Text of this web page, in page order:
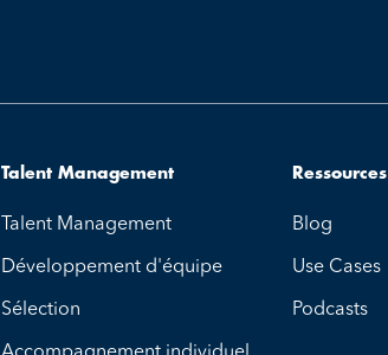
Talent Management
Talent Management
Développement d'équipe
Sélection
Ressources
Blog
Use Cases
Podcasts